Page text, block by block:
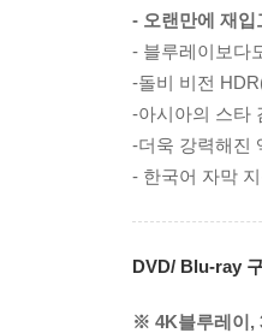
- 오랜만에 재입
- 블루레이보다
-돌비 비전
-아시아의 스타
-더욱 강력해진
- 한국어 자막
DVD/ Blu-ray
※ 4K블루레이,